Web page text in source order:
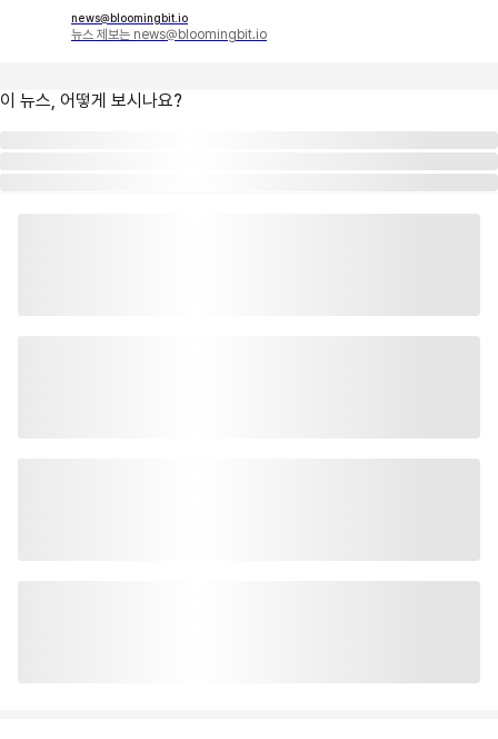
news@bloomingbit.io
뉴스 제보는 news@bloomingbit.io
이 뉴스, 어떻게 보시나요?